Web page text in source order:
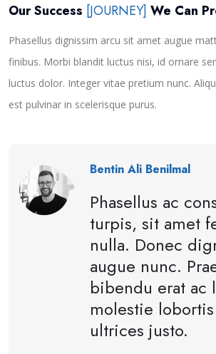
Our Success [JOURNEY] We Can
Phasellus dignissim arcu sit amet augue
finibus. Morbi blandit luctus nisi, id ornare
luctus dolor. Integer vitae pretium nunc.
est pulvinar in scelerisque purus.
Bentin Ali Benilmal
Phasellus ac
turpis, sit amet
nulla. Donec
augue nunc.
bibendu erat ac
molestie
ultrices justo.